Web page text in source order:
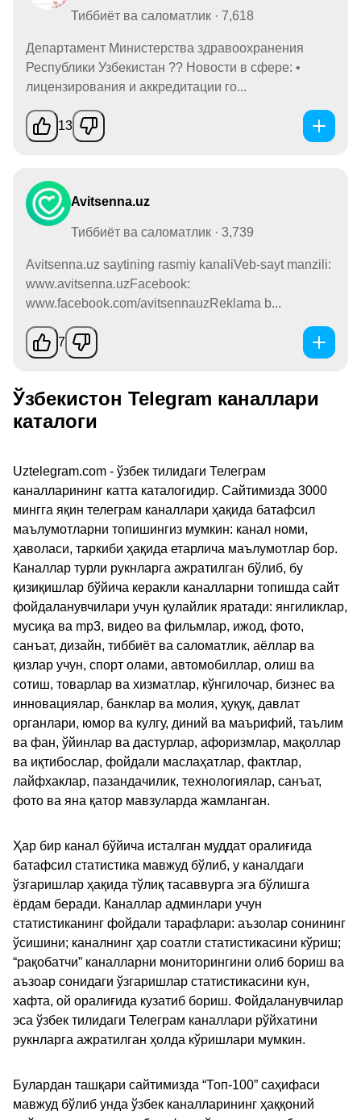
Тиббиёт ва саломатлик · 7,618
Департамент Министерства здравоохранения
Республики Узбекистан ?? Новости в сфере: •
лицензирования и аккредитации го...
13
Avitsenna.uz
Тиббиёт ва саломатлик · 3,739
Avitsenna.uz saytining rasmiy kanaliVeb-sayt manzili:
www.avitsenna.uzFacebook:
www.facebook.com/avitsennauzReklama b...
7
Ўзбекистон Telegram каналлари
каталоги
Uztelegram.com - ўзбек тилидаги Телеграм
каналларининг катта каталогидир. Сайтимизда 3000
мингга яқин телеграм каналлари ҳақида батафсил
маълумотларни топишингиз мумкин: канал номи,
ҳаволаси, таркиби ҳақида етарлича маълумотлар бор.
Каналлар турли рукнларга ажратилган бўлиб, бу
қизиқишлар бўйича керакли каналларни топишда сайт
фойдаланувчилари учун қулайлик яратади: янгиликлар,
мусиқа ва mp3, видео ва фильмлар, ижод, фото,
санъат, дизайн, тиббиёт ва саломатлик, аёллар ва
қизлар учун, спорт олами, автомобиллар, олиш ва
сотиш, товарлар ва хизматлар, кўнгилочар, бизнес ва
инновациялар, банклар ва молия, ҳуқуқ, давлат
органлари, юмор ва кулгу, диний ва маърифий, таълим
ва фан, ўйинлар ва дастурлар, афоризмлар, мақоллар
ва иқтибослар, фойдали маслаҳатлар, фактлар,
лайфхаклар, пазандачилик, технологиялар, санъат,
фото ва яна қатор мавзуларда жамланган.
Ҳар бир канал бўйича исталган муддат оралиғида
батафсил статистика мавжуд бўлиб, у каналдаги
ўзгаришлар ҳақида тўлиқ тасаввурга эга бўлишга
ёрдам беради. Каналлар админлари учун
статистиканинг фойдали тарафлари: аъзолар сонининг
ўсишини; каналнинг ҳар соатли статистикасини кўриш;
“рақобатчи” каналларни мониторингини олиб бориш ва
аъзоар сонидаги ўзгаришлар статистикасини кун,
хафта, ой оралиғида кузатиб бориш. Фойдаланувчилар
эса ўзбек тилидаги Телеграм каналлари рўйхатини
рукнларга ажратилган ҳолда кўришлари мумкин.
Булардан ташқари сайтимизда “Топ-100” саҳифаси
мавжуд бўлиб унда ўзбек каналларининг ҳаққоний